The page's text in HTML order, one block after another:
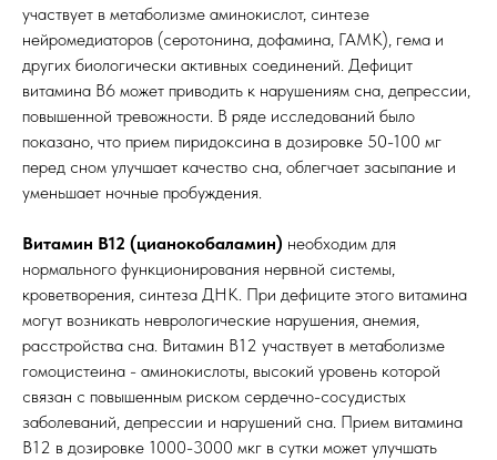
участвует в метаболизме аминокислот, синтезе
нейромедиаторов (серотонина, дофамина, ГАМК), гема и
других биологически активных соединений. Дефицит
витамина B6 может приводить к нарушениям сна, депрессии,
повышенной тревожности. В ряде исследований было
показано, что прием пиридоксина в дозировке 50-100 мг
перед сном улучшает качество сна, облегчает засыпание и
уменьшает ночные пробуждения.
Витамин B12 (цианокобаламин) необходим для
нормального функционирования нервной системы,
кроветворения, синтеза ДНК. При дефиците этого витамина
могут возникать неврологические нарушения, анемия,
расстройства сна. Витамин B12 участвует в метаболизме
гомоцистеина - аминокислоты, высокий уровень которой
связан с повышенным риском сердечно-сосудистых
заболеваний, депрессии и нарушений сна. Прием витамина
B12 в дозировке 1000-3000 мкг в сутки может улучшать